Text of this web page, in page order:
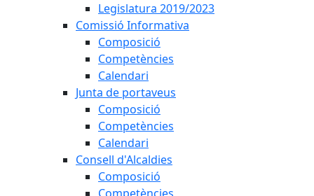
Legislatura 2019/2023
Comissió Informativa
Composició
Competències
Calendari
Junta de portaveus
Composició
Competències
Calendari
Consell d'Alcaldies
Composició